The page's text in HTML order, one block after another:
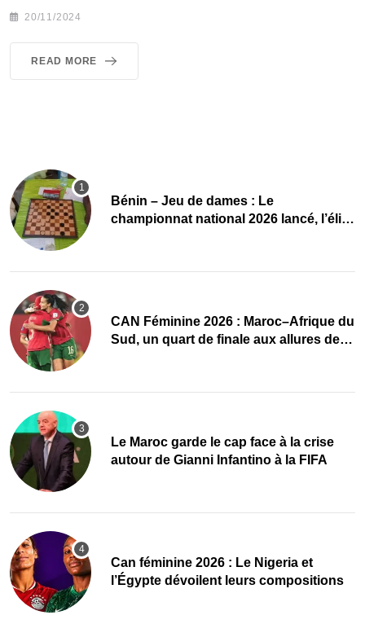
20/11/2024
READ MORE
Bénin – Jeu de dames : Le
championnat national 2026 lancé, l’élite
CAN Féminine 2026 : Maroc–Afrique du
Sud, un quart de finale aux allures de
Le Maroc garde le cap face à la crise
autour de Gianni Infantino à la FIFA
‎Can féminine 2026 : Le Nigeria et
l’Égypte dévoilent leurs compositions